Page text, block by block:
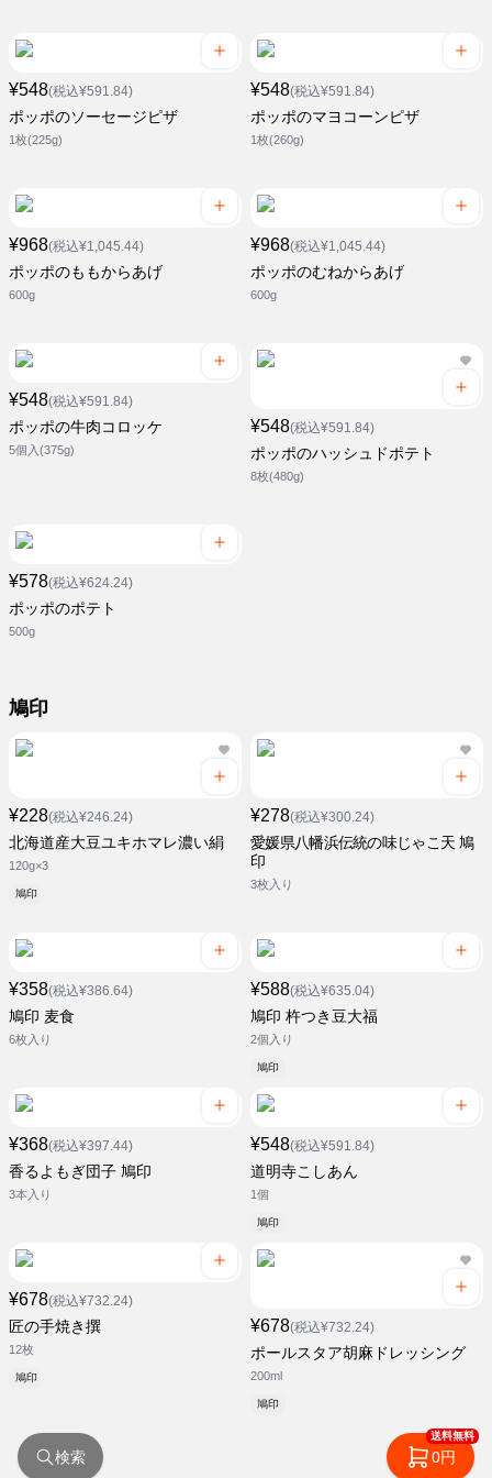
¥548(税込¥591.84)
ポッポのソーセージピザ
1枚(225g)
¥548(税込¥591.84)
ポッポのマヨコーンピザ
1枚(260g)
¥968(税込¥1,045.44)
ポッポのももからあげ
600g
¥968(税込¥1,045.44)
ポッポのむねからあげ
600g
¥548(税込¥591.84)
ポッポの牛肉コロッケ
5個入(375g)
¥548(税込¥591.84)
ポッポのハッシュドポテト
8枚(480g)
¥578(税込¥624.24)
ポッポのポテト
500g
鳩印
¥228(税込¥246.24)
北海道産大豆ユキホマレ濃い絹
120g×3
鳩印
¥278(税込¥300.24)
愛媛県八幡浜伝統の味じゃこ天 鳩
印
3枚入り
¥358(税込¥386.64)
鳩印 麦食
6枚入り
¥588(税込¥635.04)
鳩印 杵つき豆大福
2個入り
鳩印
¥368(税込¥397.44)
香るよもぎ団子 鳩印
3本入り
¥548(税込¥591.84)
道明寺こしあん
1個
鳩印
¥678(税込¥732.24)
匠の手焼き撰
12枚
鳩印
¥678(税込¥732.24)
ポールスタア胡麻ドレッシング
200ml
鳩印
検索
送料無料
0円